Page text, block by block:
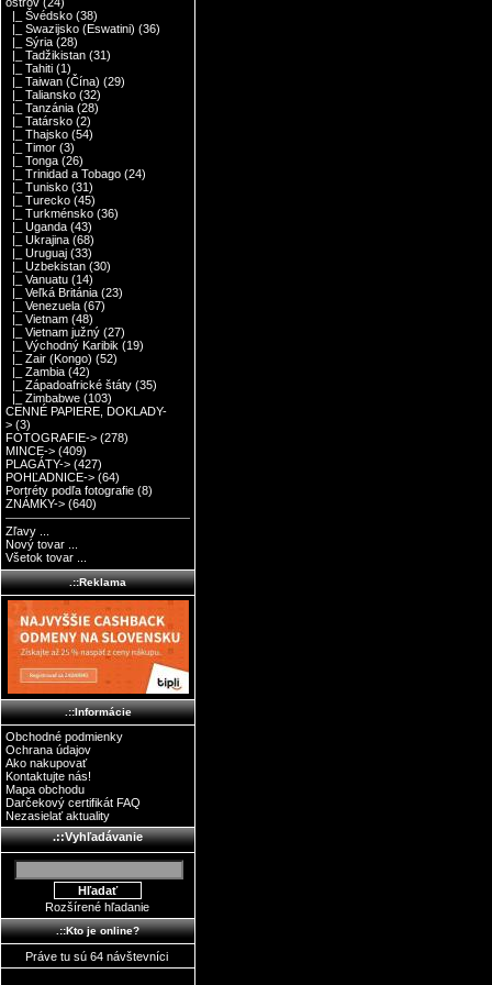
|_ Švédsko (38)
|_ Swazijsko (Eswatini) (36)
|_ Sýria (28)
|_ Tadžikistan (31)
|_ Tahiti (1)
|_ Taiwan (Čína) (29)
|_ Taliansko (32)
|_ Tanzánia (28)
|_ Tatársko (2)
|_ Thajsko (54)
|_ Timor (3)
|_ Tonga (26)
|_ Trinidad a Tobago (24)
|_ Tunisko (31)
|_ Turecko (45)
|_ Turkménsko (36)
|_ Uganda (43)
|_ Ukrajina (68)
|_ Uruguaj (33)
|_ Uzbekistan (30)
|_ Vanuatu (14)
|_ Veľká Británia (23)
|_ Venezuela (67)
|_ Vietnam (48)
|_ Vietnam južný (27)
|_ Východný Karibik (19)
|_ Zair (Kongo) (52)
|_ Zambia (42)
|_ Západoafrické štáty (35)
|_ Zimbabwe (103)
CENNÉ PAPIERE, DOKLADY-
> (3)
FOTOGRAFIE-> (278)
MINCE-> (409)
PLAGÁTY-> (427)
POHĽADNICE-> (64)
Portréty podľa fotografie (8)
ZNÁMKY-> (640)
Zľavy ...
Nový tovar ...
Všetok tovar ...
.::Reklama
.::Informácie
Obchodné podmienky
Ochrana údajov
Ako nakupovať
Kontaktujte nás!
Mapa obchodu
Darčekový certifikát FAQ
Nezasielať aktuality
.::Vyhľadávanie
Rozšírené hľadanie
.::Kto je online?
Práve tu sú 64 návštevníci